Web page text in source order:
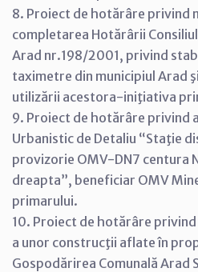
8. Proiect de hotărâre privind
completarea Hotărârii
Arad nr.198/2001, privind
taximetre din municipiul Arad
utilizării acestora-iniţiativa
9. Proiect de hotărâre privind
Urbanistic de Detaliu “Staţie
provizorie OMV-DN7 centura
dreapta”, beneficiar OMV
primarului.
10. Proiect de hotărâre
a unor construcţii aflate în
Gospodărirea Comunală